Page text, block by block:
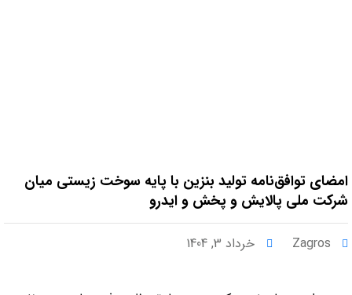
امضای توافق‌نامه تولید بنزین با پایه سوخت زیستی میان
شرکت ملی پالایش و پخش و ایدرو
Zagros خرداد 3, 1404